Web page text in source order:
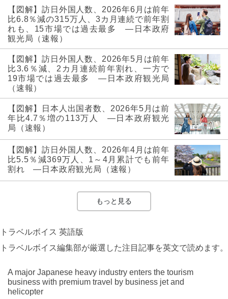
【図解】訪日外国人数、2026年6月は前年
比6.8％減の315万人、3カ月連続で前年割
れも、15市場では過去最多 ―日本政府
観光局（速報）
【図解】訪日外国人数、2026年5月は前年
比3.6％減、2カ月連続前年割れ、一方で
19市場では過去最多 ―日本政府観光局
（速報）
【図解】日本人出国者数、2026年5月は前
年比4.7％増の113万人 ―日本政府観光
局（速報）
【図解】訪日外国人数、2026年4月は前年
比5.5％減369万人、1～4月累計でも前年
割れ ―日本政府観光局（速報）
もっと見る
トラベルボイス 英語版
トラベルボイス編集部が厳選した注目記事を英文で読めます。
A major Japanese heavy industry enters the tourism
business with premium travel by business jet and
helicopter